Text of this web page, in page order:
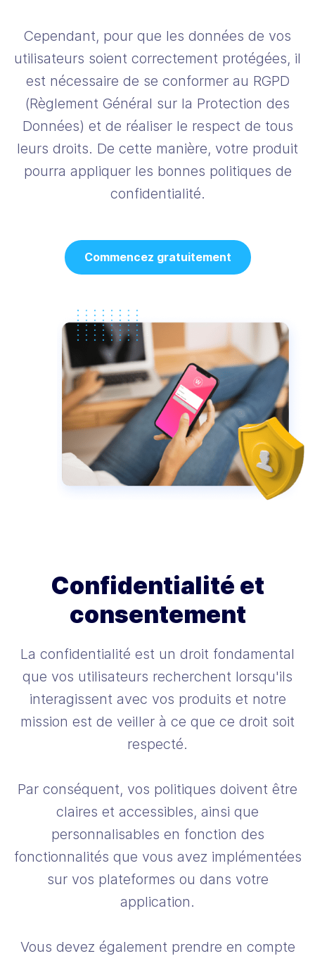
Cependant, pour que les données de vos
utilisateurs soient correctement protégées, il
est nécessaire de se conformer au RGPD
(Règlement Général sur la Protection des
Données) et de réaliser le respect de tous
leurs droits. De cette manière, votre produit
pourra appliquer les bonnes politiques de
confidentialité.
Commencez gratuitement
Confidentialité et
consentement
La confidentialité est un droit fondamental
que vos utilisateurs recherchent lorsqu'ils
interagissent avec vos produits et notre
mission est de veiller à ce que ce droit soit
respecté.
Par conséquent, vos politiques doivent être
claires et accessibles, ainsi que
personnalisables en fonction des
fonctionnalités que vous avez implémentées
sur vos plateformes ou dans votre
application.
Vous devez également prendre en compte